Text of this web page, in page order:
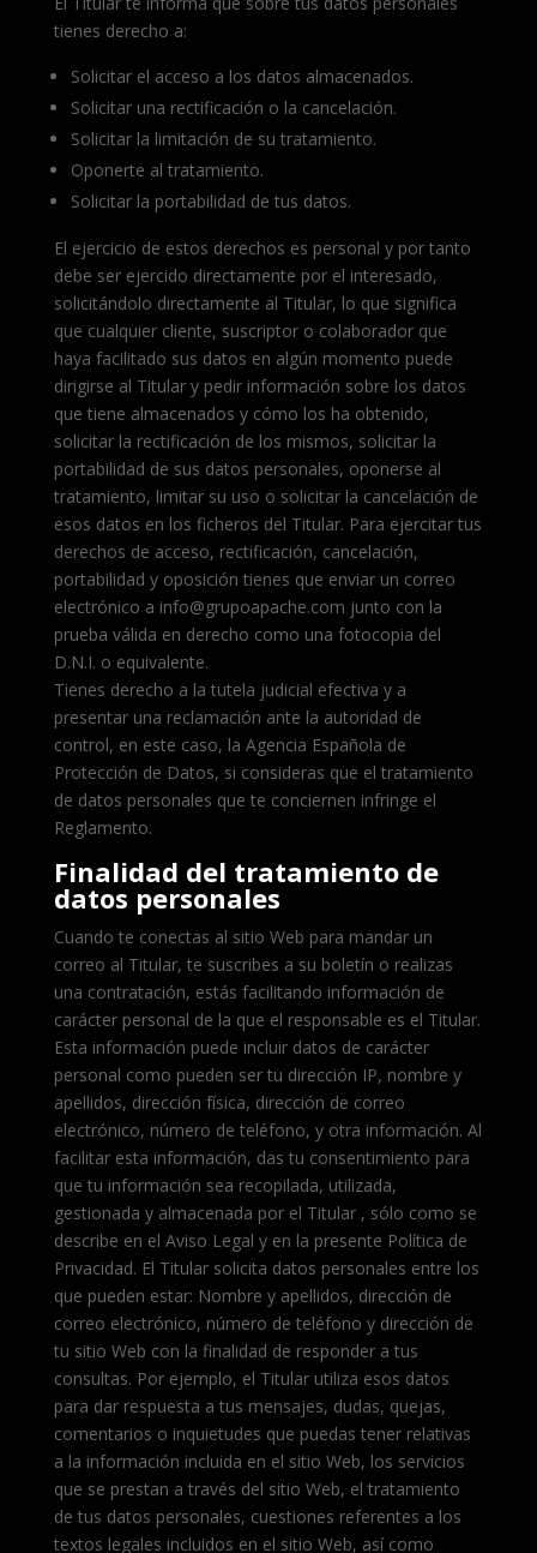
tienes derecho a:
Solicitar el acceso a los datos almacenados.
Solicitar una rectificación o la cancelación.
Solicitar la limitación de su tratamiento.
Oponerte al tratamiento.
Solicitar la portabilidad de tus datos.
El ejercicio de estos derechos es personal y por tanto
debe ser ejercido directamente por el interesado,
solicitándolo directamente al Titular, lo que significa
que cualquier cliente, suscriptor o colaborador que
haya facilitado sus datos en algún momento puede
dirigirse al Titular y pedir información sobre los datos
que tiene almacenados y cómo los ha obtenido,
solicitar la rectificación de los mismos, solicitar la
portabilidad de sus datos personales, oponerse al
tratamiento, limitar su uso o solicitar la cancelación de
esos datos en los ficheros del Titular. Para ejercitar tus
derechos de acceso, rectificación, cancelación,
portabilidad y oposición tienes que enviar un correo
electrónico a info@grupoapache.com junto con la
prueba válida en derecho como una fotocopia del
D.N.I. o equivalente.
Tienes derecho a la tutela judicial efectiva y a
presentar una reclamación ante la autoridad de
control, en este caso, la Agencia Española de
Protección de Datos, si consideras que el tratamiento
de datos personales que te conciernen infringe el
Reglamento.
Finalidad del tratamiento de
datos personales
Cuando te conectas al sitio Web para mandar un
correo al Titular, te suscribes a su boletín o realizas
una contratación, estás facilitando información de
carácter personal de la que el responsable es el Titular.
Esta información puede incluir datos de carácter
personal como pueden ser tu dirección IP, nombre y
apellidos, dirección física, dirección de correo
electrónico, número de teléfono, y otra información. Al
facilitar esta información, das tu consentimiento para
que tu información sea recopilada, utilizada,
gestionada y almacenada por el Titular , sólo como se
describe en el Aviso Legal y en la presente Política de
Privacidad. El Titular solicita datos personales entre los
que pueden estar: Nombre y apellidos, dirección de
correo electrónico, número de teléfono y dirección de
tu sitio Web con la finalidad de responder a tus
consultas. Por ejemplo, el Titular utiliza esos datos
para dar respuesta a tus mensajes, dudas, quejas,
comentarios o inquietudes que puedas tener relativas
a la información incluida en el sitio Web, los servicios
que se prestan a través del sitio Web, el tratamiento
de tus datos personales, cuestiones referentes a los
textos legales incluidos en el sitio Web, así como